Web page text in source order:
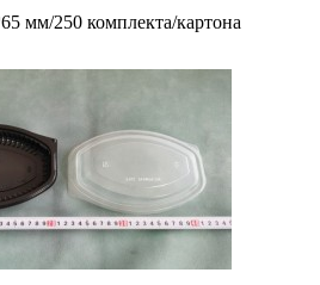
мм/250 комплекта/картона